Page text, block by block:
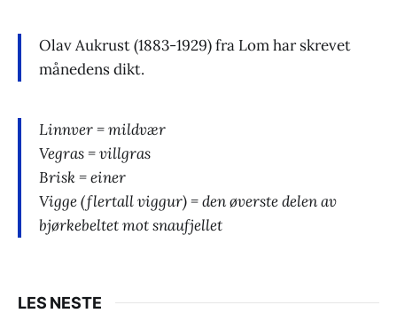
Olav Aukrust (1883-1929) fra Lom har skrevet
månedens dikt.
Linnver = mildvær
Vegras = villgras
Brisk = einer
Vigge (flertall viggur) = den øverste delen av
bjørkebeltet mot snaufjellet
LES NESTE